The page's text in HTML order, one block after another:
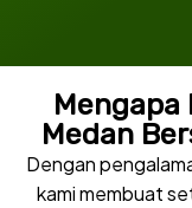
Mengapa
Medan
Dengan
kami membuat